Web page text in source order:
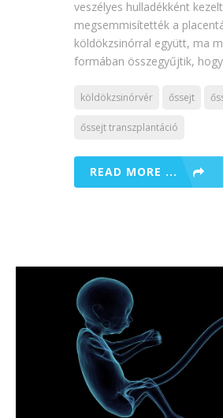
veszélyes hulladékként
megsemmisítették a
köldökzsinórral együtt, ma
formában összegyűjtik,
köldökzsinórvér őssejt
őssejt transzplantáció
READ MORE ...